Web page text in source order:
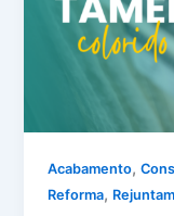
Acabamento,
Reforma,